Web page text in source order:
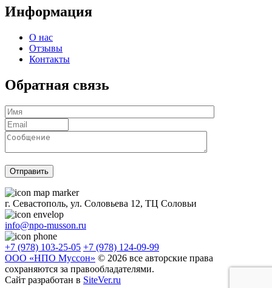
Информация
О нас
Отзывы
Контакты
Обратная связь
г. Севастополь, ул. Соловьева 12, ТЦ Соловьи
info@npo-musson.ru
+7 (978) 103-25-05 +7 (978) 124-09-99
ООО «НПО Муссон» © 2026 все авторские права
сохраняются за правообладателями.
Сайт разработан в SiteVer.ru